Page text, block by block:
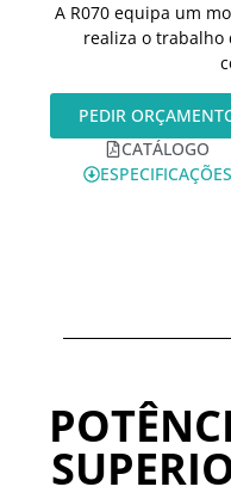
A R070 equipa um
realiza o
PEDIR
CATÁLOGO
ESPECIFICAÇÕES